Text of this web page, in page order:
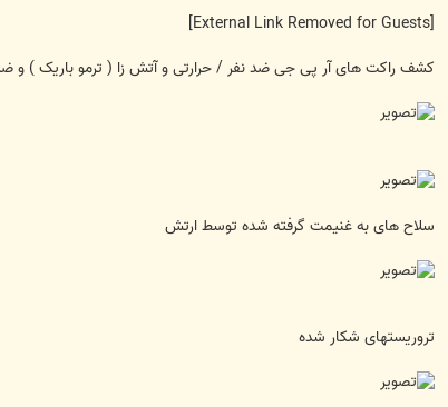
[External Link Removed for Guests]
کشف راکت های آر پی جی ضد نفر / حرارتی و آتش زا ( ترمو باریک ) و
سلاح های به غنیمت گرفته شده توسط ارتش
تروریستهای شکار شده